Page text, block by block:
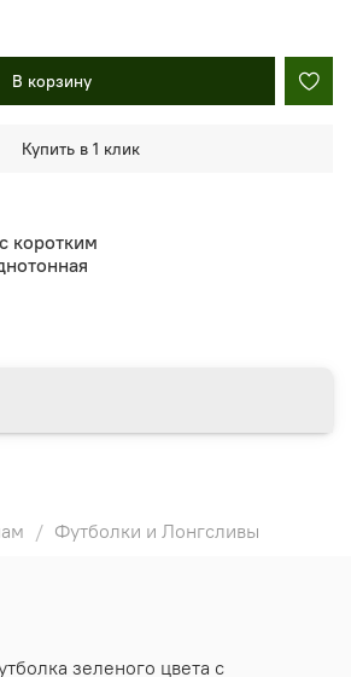
коротким
В корзину
Купить в 1 клик
Футболки и Лонгсливы
зеленого цвета с